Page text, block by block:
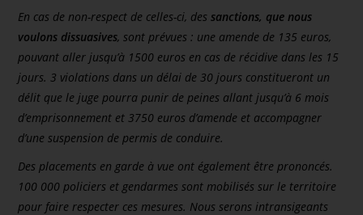
En cas de non-respect de celles-ci, dessanctions, que nous
voulons dissuasives, sont prévues : une amende de 135 euros,
pouvant aller jusqu’à 1500 euros en cas de récidive dans les 15
jours. 3 violations dans un délai de 30 jours constitueront un
délit que le juge pourra punir de peines allant jusqu’à 6 mois
d’emprisonnement et 3750 euros d’amende et accompagner
d’une suspension de permis de conduire.
Des placements en garde à vue ont également être prononcés.
100 000 policiers et gendarmes sont mobilisés sur le territoire
pour faire respecter ces mesures. Nous serons intransigeants